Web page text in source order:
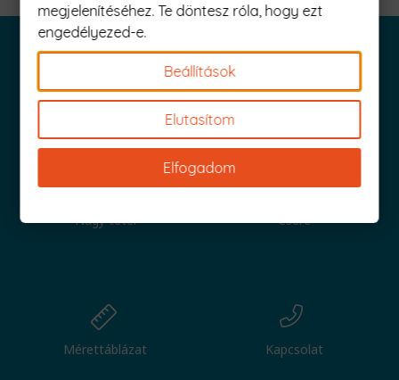
Iratkozz fel és küldjük is az 1000 Ft értékű kuponod!
Nagy tétel Csere
Mérettáblázat Kapcsolat
megjelenítéséhez. Te döntesz róla, hogy ezt
engedélyezed-e.
Beállítások
Elutasítom
Elfogadom